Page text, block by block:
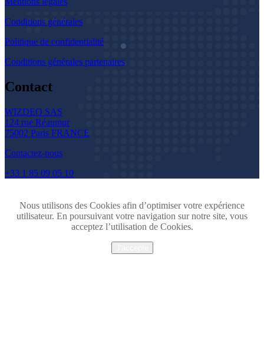
Conditions générales
Politique de confidentialité
Conditions générales partenaires
Contact
WIZDEO SAS
124 rue Réaumur
75002 Paris FRANCE
Contactez-nous
+33 1 85 09 05 10
Nous utilisons des Cookies afin d’optimiser votre expérience
utilisateur. En poursuivant votre navigation sur notre site, vous
acceptez l’utilisation de Cookies.